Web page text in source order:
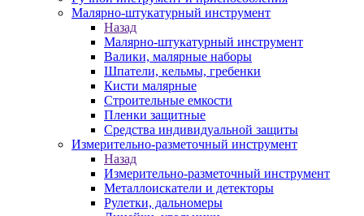
Малярно-штукатурный инструмент
Назад
Малярно-штукатурный инструмент
Валики, малярные наборы
Шпатели, кельмы, гребенки
Кисти малярные
Строительные емкости
Пленки защитные
Средства индивидуальной защиты
Измерительно-разметочный инструмент
Назад
Измерительно-разметочный инструмент
Металлоискатели и детекторы
Рулетки, дальномеры